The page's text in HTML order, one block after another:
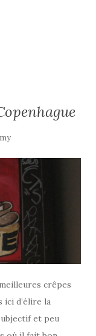
crêpes
ici d’élire la
et peu